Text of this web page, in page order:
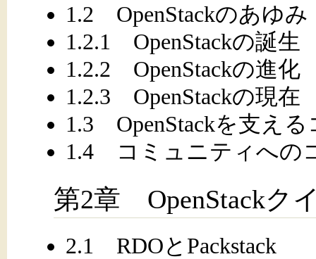
1.2 OpenStackのあゆみ
1.2.1 OpenStackの誕生
1.2.2 OpenStackの進化
1.2.3 OpenStackの現在
1.3 OpenStackを支え
1.4 コミュニティへの
第2章 OpenStackク
2.1 RDOとPackstack